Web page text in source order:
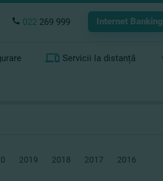
022 269 999 Internet Banking
Servicii la distanță
2019 2018 2017 2016